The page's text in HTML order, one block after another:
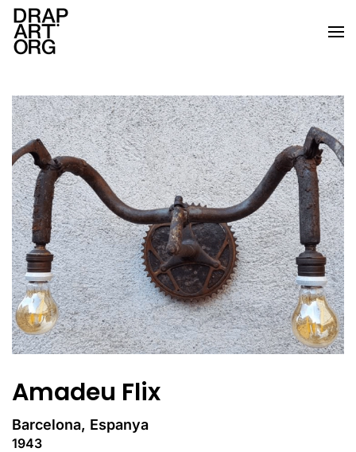
Skip to main content
Amadeu Flix
Barcelona, Espanya
1943